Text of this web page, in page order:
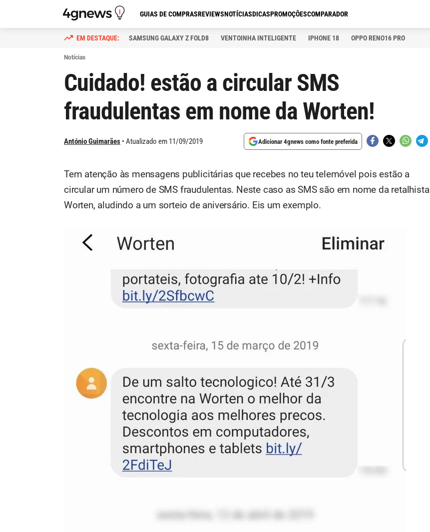
GUIAS DE COMPRASREVIEWSNOTÍCIASDICASPROMOÇÕESCOMPARADOR
SAMSUNG GALAXY Z FOLD8 VENTOINHA INTELIGENTE IPHONE 18 OPPO RENO16 PRO
Notícias
Cuidado! estão a circular SMS
fraudulentas em nome da Worten!
António Guimarães Atualizado em 11/09/2019 Adicionar 4gnews como fonte preferida
Tem atenção às mensagens publicitárias que recebes no teu telemóvel pois estão a
circular um número de SMS fraudulentas. Neste caso as SMS são em nome da retalhista
Worten, aludindo a um sorteio de aniversário. Eis um exemplo.